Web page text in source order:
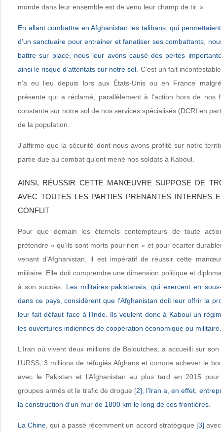
monde dans leur ensemble est de venu leur champ de tir. »
En allant combattre en Afghanistan les talibans, qui
d’un sanctuaire pour entrainer et fanatiser ses combattants,
battre sur place, nous leur avons causé des pertes
ainsi le risque d’attentats sur notre sol. C’est un fait
n’a eu lieu depuis lors aux États-Unis ou en France
présente qui a réclamé, parallèlement à l’action hors de nos
constante sur notre sol de nos services spécialisés (DCRI en
de la population.
J’affirme que la sécurité dont nous avons profité sur notre
partie due au combat qu’ont mené nos soldats à Kaboul.
AINSI, RÉUSSIR CETTE MANŒUVRE SUPPOSE DE
AVEC TOUTES LES PARTIES PRENANTES INTERNES
CONFLIT
Pour que demain les éternels contempteurs de toute
prétendre « qu’ils sont morts pour rien » et pour écarter
venant d’Afghanistan, il est impératif de réussir cette
militaire. Elle doit comprendre une dimension politique et
à son succès. Les militaires pakistanais, qui exercent en
dans ce pays, considèrent que l’Afghanistan doit leur offrir la
leur fait défaut face à l’Inde. Ils veulent donc à Kaboul un
les ouvertures indiennes de coopération économique ou militaire.
L’Iran où vivent deux millions de Baloutches, a accueilli sur
l’URSS, 3 millions de réfugiés Afghans et compte achever le
avec le Pakistan et l’Afghanistan au plus tard en 2015 pour
groupes armés et le trafic de drogue [2]
l’Iran a, en effet,
la construction d’un mur de 1800 km le long de ces frontières.
La Chine , qui a passé récemment un accord stratégique [3]